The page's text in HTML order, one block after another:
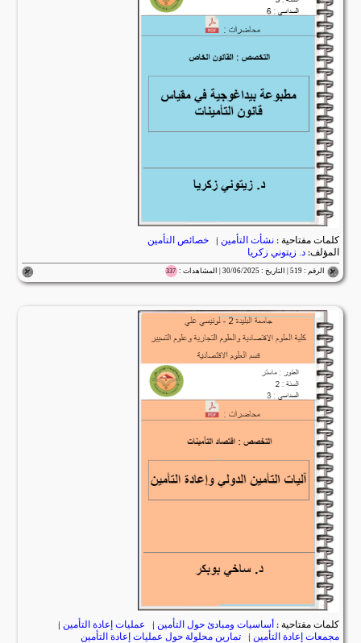
كلمات مفتاحية :نشأت التأمين | خصائص التأمين
المؤلف:د. زيتوني زكريا
الرقم : 519 | التاريخ : 30/06/2025 | المشاهدات : 337
كلمات مفتاحية :أساسيات ومبادئ حول التأمين | عمليات إعادة التأمين |
مجمعات إعادة التأمين | تمارين محلولة حول عمليات إعادة التأمين